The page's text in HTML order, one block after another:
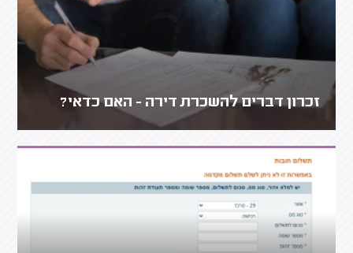
זכרון דברים להשכרת דירה - האם כדאי?